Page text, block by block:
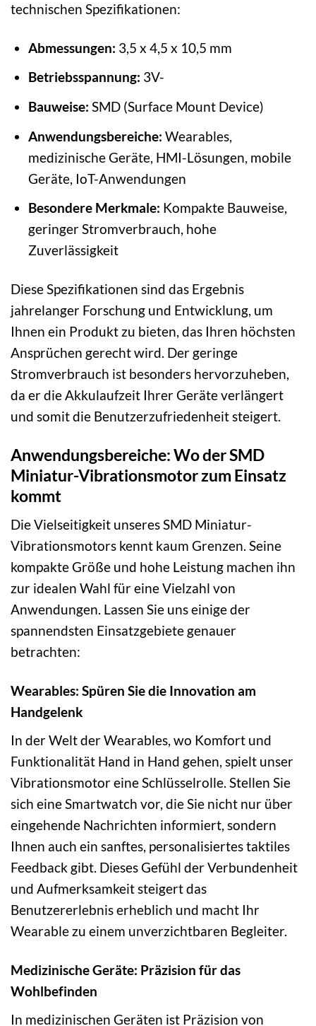
technischen Spezifikationen:
Abmessungen: 3,5 x 4,5 x 10,5 mm
Betriebsspannung: 3V-
Bauweise: SMD (Surface Mount Device)
Anwendungsbereiche: Wearables,
medizinische Geräte, HMI-Lösungen, mobile
Geräte, IoT-Anwendungen
Besondere Merkmale: Kompakte Bauweise,
geringer Stromverbrauch, hohe
Zuverlässigkeit
Diese Spezifikationen sind das Ergebnis
jahrelanger Forschung und Entwicklung, um
Ihnen ein Produkt zu bieten, das Ihren höchsten
Ansprüchen gerecht wird. Der geringe
Stromverbrauch ist besonders hervorzuheben,
da er die Akkulaufzeit Ihrer Geräte verlängert
und somit die Benutzerzufriedenheit steigert.
Anwendungsbereiche: Wo der SMD
Miniatur-Vibrationsmotor zum Einsatz
kommt
Die Vielseitigkeit unseres SMD Miniatur-
Vibrationsmotors kennt kaum Grenzen. Seine
kompakte Größe und hohe Leistung machen ihn
zur idealen Wahl für eine Vielzahl von
Anwendungen. Lassen Sie uns einige der
spannendsten Einsatzgebiete genauer
betrachten:
Wearables: Spüren Sie die Innovation am
Handgelenk
In der Welt der Wearables, wo Komfort und
Funktionalität Hand in Hand gehen, spielt unser
Vibrationsmotor eine Schlüsselrolle. Stellen Sie
sich eine Smartwatch vor, die Sie nicht nur über
eingehende Nachrichten informiert, sondern
Ihnen auch ein sanftes, personalisiertes taktiles
Feedback gibt. Dieses Gefühl der Verbundenheit
und Aufmerksamkeit steigert das
Benutzererlebnis erheblich und macht Ihr
Wearable zu einem unverzichtbaren Begleiter.
Medizinische Geräte: Präzision für das
Wohlbefinden
In medizinischen Geräten ist Präzision von